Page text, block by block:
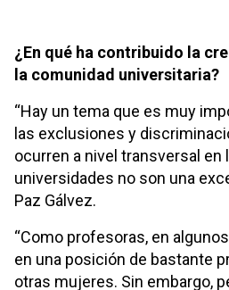
¿En qué ha contribuido la
la comunidad universitaria?
“Hay un tema que es muy
las exclusiones y
ocurren a nivel transversal en
universidades no son una
Paz Gálvez.
“Como profesoras, en
en una posición de bastante
otras mujeres. Sin embargo,